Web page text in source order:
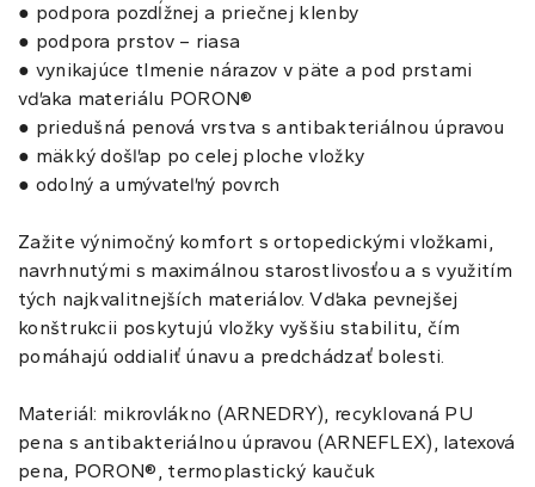
● podpora pozdĺžnej a priečnej klenby
● podpora prstov – riasa
● vynikajúce tlmenie nárazov v päte a pod prstami
vďaka materiálu PORON®
● priedušná penová vrstva s antibakteriálnou úpravou
● mäkký došľap po celej ploche vložky
● odolný a umývateľný povrch
Zažite výnimočný komfort s ortopedickými vložkami,
navrhnutými s maximálnou starostlivosťou a s využitím
tých najkvalitnejších materiálov. Vďaka pevnejšej
konštrukcii poskytujú vložky vyššiu stabilitu, čím
pomáhajú oddialiť únavu a predchádzať bolesti.
Materiál: mikrovlákno (ARNEDRY), recyklovaná PU
pena s antibakteriálnou úpravou (ARNEFLEX), latexová
pena, PORON®, termoplastický kaučuk